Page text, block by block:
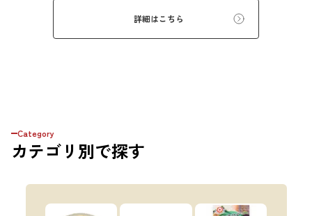
詳細はこちら
Category
カテゴリ 別で探す